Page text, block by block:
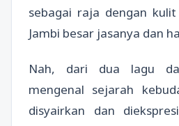
sebagai raja dengan
Jambi besar jasanya dan
Nah, dari dua lagu
mengenal sejarah
disyairkan dan